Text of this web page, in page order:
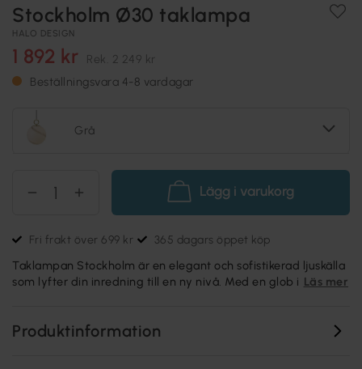
Stockholm Ø30 taklampa
HALO DESIGN
1 892 kr Rek. 2 249 kr
Beställningsvara 4-8 vardagar
Grå
Lägg i varukorg
Fri frakt över 699 kr 365 dagars öppet köp
Taklampan Stockholm är en elegant och sofistikerad ljuskälla
som lyfter din inredning till en ny nivå. Med en glob i Läs mer
Produktinformation